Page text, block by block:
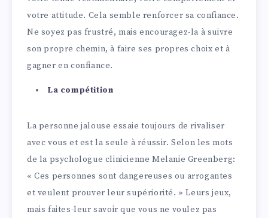
votre attitude. Cela semble renforcer sa confiance.
Ne soyez pas frustré, mais encouragez-la à suivre
son propre chemin, à faire ses propres choix et à
gagner en confiance.
La compétition
La personne jalouse essaie toujours de rivaliser
avec vous et est la seule à réussir. Selon les mots
de la psychologue clinicienne Melanie Greenberg:
« Ces personnes sont dangereuses ou arrogantes
et veulent prouver leur supériorité. » Leurs jeux,
mais faites-leur savoir que vous ne voulez pas